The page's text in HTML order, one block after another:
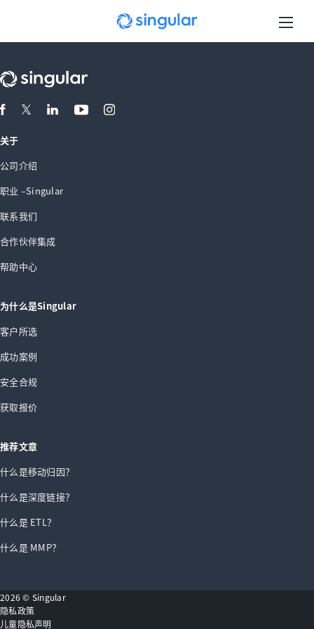
Skip to main content
关于
公司介绍
职业 –Singular
联系我们
合作伙伴集成
帮助中心
为什么是Singular
客户所选
成功案例
安全合规
获取报价
推荐文章
什么是移动归因？
什么是深度链接？
什么是 ETL？
什么是 MMP？
2026 © Singular
隐私政策
儿童隐私声明